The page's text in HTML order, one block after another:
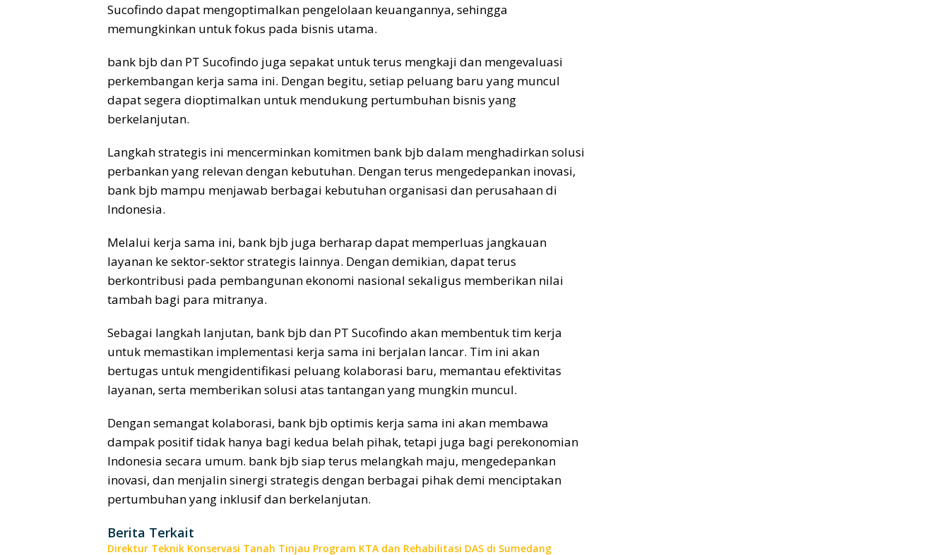
Sucofindo dapat mengoptimalkan pengelolaan keuangannya, sehingga
memungkinkan untuk fokus pada bisnis utama.
bank bjb dan PT Sucofindo juga sepakat untuk terus mengkaji dan mengevaluasi
perkembangan kerja sama ini. Dengan begitu, setiap peluang baru yang muncul
dapat segera dioptimalkan untuk mendukung pertumbuhan bisnis yang
berkelanjutan.
Langkah strategis ini mencerminkan komitmen bank bjb dalam menghadirkan solusi
perbankan yang relevan dengan kebutuhan. Dengan terus mengedepankan inovasi,
bank bjb mampu menjawab berbagai kebutuhan organisasi dan perusahaan di
Indonesia.
Melalui kerja sama ini, bank bjb juga berharap dapat memperluas jangkauan
layanan ke sektor-sektor strategis lainnya. Dengan demikian, dapat terus
berkontribusi pada pembangunan ekonomi nasional sekaligus memberikan nilai
tambah bagi para mitranya.
Sebagai langkah lanjutan, bank bjb dan PT Sucofindo akan membentuk tim kerja
untuk memastikan implementasi kerja sama ini berjalan lancar. Tim ini akan
bertugas untuk mengidentifikasi peluang kolaborasi baru, memantau efektivitas
layanan, serta memberikan solusi atas tantangan yang mungkin muncul.
Dengan semangat kolaborasi, bank bjb optimis kerja sama ini akan membawa
dampak positif tidak hanya bagi kedua belah pihak, tetapi juga bagi perekonomian
Indonesia secara umum. bank bjb siap terus melangkah maju, mengedepankan
inovasi, dan menjalin sinergi strategis dengan berbagai pihak demi menciptakan
pertumbuhan yang inklusif dan berkelanjutan.
Berita Terkait
Direktur Teknik Konservasi Tanah Tinjau Program KTA dan Rehabilitasi DAS di Sumedang